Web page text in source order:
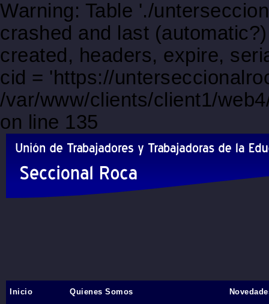
Warning: Table './
crashed and last
created, headers, expire,
cid = 'https://
/var/www/clients/client1/
on line 135
Inicio Quienes Somos